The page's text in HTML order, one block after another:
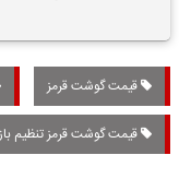
قیمت گوشت قرمز
قیمت گوشت قرمز تنظیم